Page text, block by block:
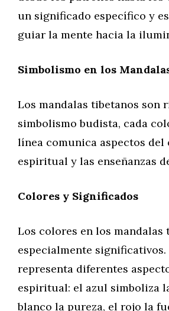
un significado específico y
guiar la mente hacia la
Simbolismo en los
Los mandalas tibetanos son
simbolismo budista, cada
línea comunica aspectos del
espiritual y las enseñanzas
Colores y Significados
Los colores en los mandalas
especialmente
representa diferentes
espiritual: el azul simboliza
blanco la pureza, el rojo la